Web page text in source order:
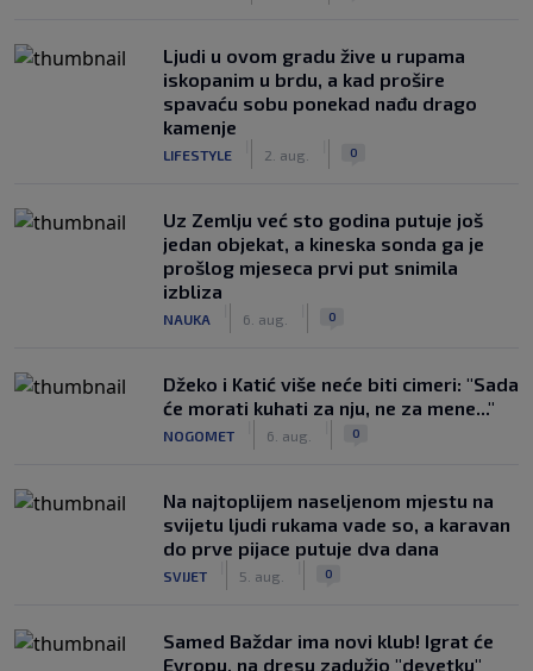
Ljudi u ovom gradu žive u rupama
iskopanim u brdu, a kad prošire
spavaću sobu ponekad nađu drago
kamenje
LIFESTYLE 2. aug. 0
Uz Zemlju već sto godina putuje još
jedan objekat, a kineska sonda ga je
prošlog mjeseca prvi put snimila
izbliza
NAUKA 6. aug. 0
Džeko i Katić više neće biti cimeri: "Sada
će morati kuhati za nju, ne za mene..."
NOGOMET 6. aug. 0
Na najtoplijem naseljenom mjestu na
svijetu ljudi rukama vade so, a karavan
do prve pijace putuje dva dana
SVIJET 5. aug. 0
Samed Baždar ima novi klub! Igrat će
Evropu, na dresu zadužio "devetku"